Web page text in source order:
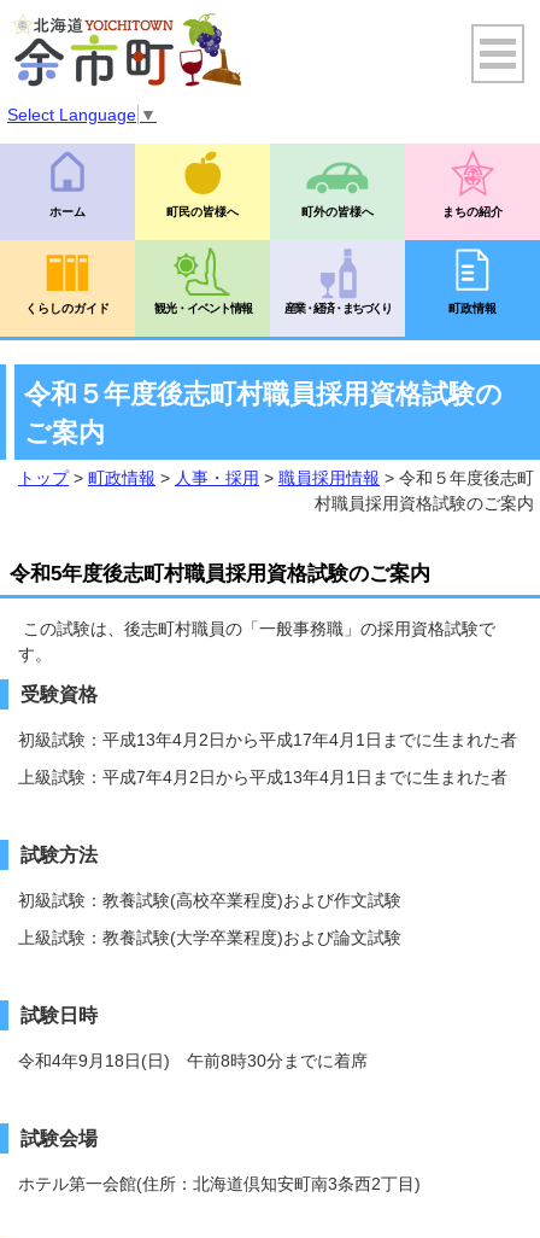
Select Language ▼
ホーム 町民の皆様へ 町外の皆様へ まちの紹介
くらしのガイド 観光・イベント情報 産業・経済・まちづくり 町政情報
令和５年度後志町村職員採用資格試験の
ご案内
トップ> 町政情報 > 人事・採用 > 職員採用情報 > 令和５年度後志町
村職員採用資格試験のご案内
令和5年度後志町村職員採用資格試験のご案内
この試験は、後志町村職員の「一般事務職」の採用資格試験で
す。
受験資格
初級試験：平成13年4月2日から平成17年4月1日までに生まれた者
上級試験：平成7年4月2日から平成13年4月1日までに生まれた者
試験方法
初級試験：教養試験(高校卒業程度)および作文試験
上級試験：教養試験(大学卒業程度)および論文試験
試験日時
令和4年9月18日(日) 午前8時30分までに着席
試験会場
ホテル第一会館(住所：北海道倶知安町南3条西2丁目)